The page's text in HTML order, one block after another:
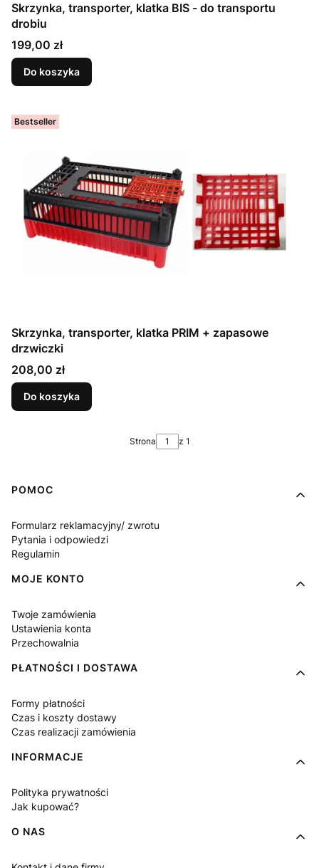
Skrzynka, transporter, klatka BIS - do transportu
drobiu
Cena
199,00 zł
Do koszyka
Bestseller
Skrzynka, transporter, klatka PRIM + zapasowe
drzwiczki
Cena
208,00 zł
Do koszyka
Strona z 1
Linki w stopce
POMOC
Formularz reklamacyjny/ zwrotu
Pytania i odpowiedzi
Regulamin
MOJE KONTO
Twoje zamówienia
Ustawienia konta
Przechowalnia
PŁATNOŚCI I DOSTAWA
Formy płatności
Czas i koszty dostawy
Czas realizacji zamówienia
INFORMACJE
Polityka prywatności
Jak kupować?
O NAS